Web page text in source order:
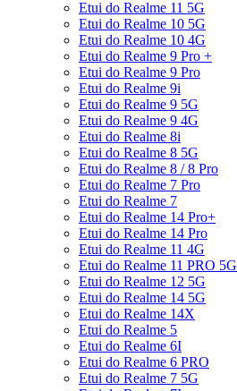
Etui do Realme 11 5G
Etui do Realme 10 5G
Etui do Realme 10 4G
Etui do Realme 9 Pro +
Etui do Realme 9 Pro
Etui do Realme 9i
Etui do Realme 9 5G
Etui do Realme 9 4G
Etui do Realme 8i
Etui do Realme 8 5G
Etui do Realme 8 / 8 Pro
Etui do Realme 7 Pro
Etui do Realme 7
Etui do Realme 14 Pro+
Etui do Realme 14 Pro
Etui do Realme 11 4G
Etui do Realme 11 PRO 5G
Etui do Realme 12 5G
Etui do Realme 14 5G
Etui do Realme 14X
Etui do Realme 5
Etui do Realme 6I
Etui do Realme 6 PRO
Etui do Realme 7 5G